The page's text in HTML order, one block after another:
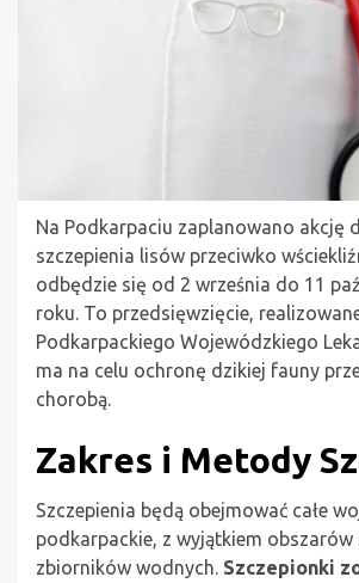
Na Podkarpaciu zaplanowano akcję
szczepienia lisów przeciwko
odbędzie się od 2 września do 11
roku. To przedsięwzięcie,
Podkarpackiego Wojewódzkiego
ma na celu ochronę dzikiej fauny
chorobą.
Zakres i Metody
Szczepienia będą obejmować całe
podkarpackie, z wyjątkiem obszarów
zbiorników wodnych. Szczepionki